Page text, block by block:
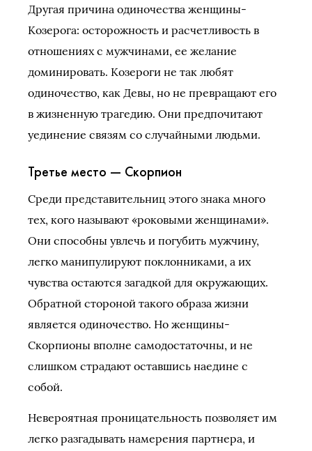
Другая причина одиночества женщины-
Козерога: осторожность и расчетливость в
отношениях с мужчинами, ее желание
доминировать. Козероги не так любят
одиночество, как Девы, но не превращают его
в жизненную трагедию. Они предпочитают
уединение связям со случайными людьми.
Третье место — Скорпион
Среди представительниц этого знака много
тех, кого называют «роковыми женщинами».
Они способны увлечь и погубить мужчину,
легко манипулируют поклонниками, а их
чувства остаются загадкой для окружающих.
Обратной стороной такого образа жизни
является одиночество. Но женщины-
Скорпионы вполне самодостаточны, и не
слишком страдают оставшись наедине с
собой.
Невероятная проницательность позволяет им
легко разгадывать намерения партнера, и